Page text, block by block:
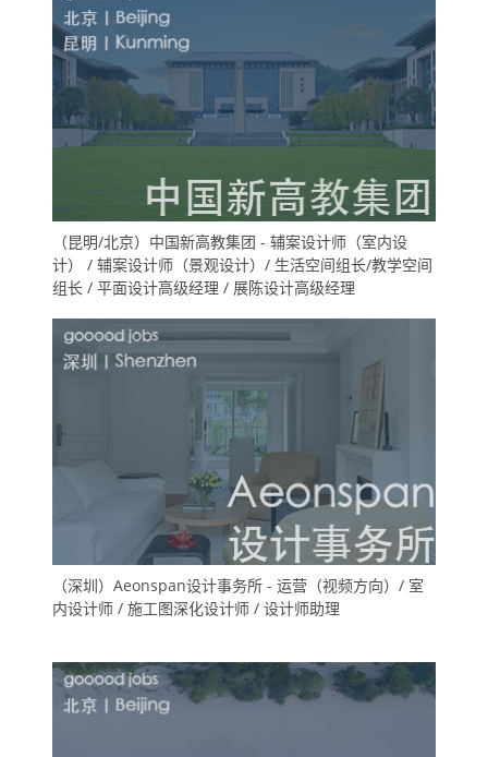
（昆明/北京）中国新高教集团 - 辅案设计师（室内设
计） / 辅案设计师（景观设计）/ 生活空间组长/教学空间
组长 / 平面设计高级经理 / 展陈设计高级经理
（深圳）Aeonspan设计事务所 - 运营（视频方向）/ 室
内设计师 / 施工图深化设计师 / 设计师助理